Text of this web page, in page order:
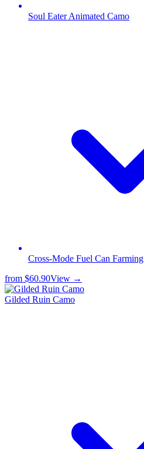
Soul Eater Animated Camo
Cross-Mode Fuel Can Farming
from $60.90View →
Gilded Ruin Camo